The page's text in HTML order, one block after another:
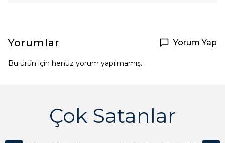
Yorumlar Yorum Yap
Bu ürün için henüz yorum yapılmamış.
Çok Satanlar